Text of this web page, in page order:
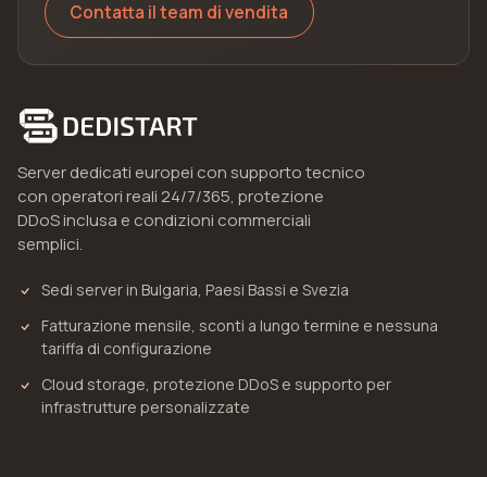
Contatta il team di vendita
Server dedicati europei con supporto tecnico
con operatori reali 24/7/365, protezione
DDoS inclusa e condizioni commerciali
semplici.
Sedi server in Bulgaria, Paesi Bassi e Svezia
Fatturazione mensile, sconti a lungo termine e nessuna
tariffa di configurazione
Cloud storage, protezione DDoS e supporto per
infrastrutture personalizzate